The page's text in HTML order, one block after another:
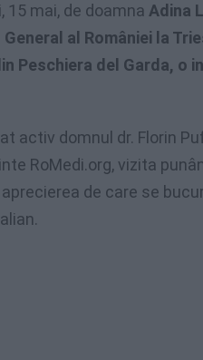
mai, de doamna Adina
al României la
Peschiera del Garda,
activ domnul dr. Florin
RoMedi.org, vizita
de care se